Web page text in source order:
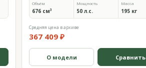
Объём
676 см³
Мощность
50 л.с.
Масса
195 кг
Средняя цена в архиве
367 409 ₽
О модели Сравнить